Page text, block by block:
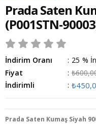
Prada Saten
(P001STN-
İndirim Oranı : %
25
Fiyat
:
İndirimli
:
Prada Saten Kumaş Siyah